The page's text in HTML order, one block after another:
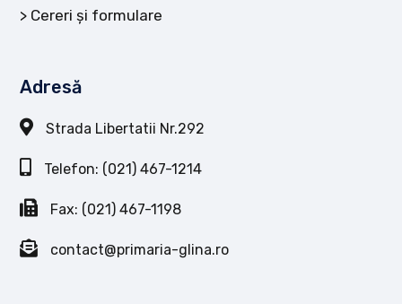
Cereri și formulare
Adresă
Strada Libertatii Nr.292
Telefon: (021) 467-1214
Fax: (021) 467-1198
contact@primaria-glina.ro